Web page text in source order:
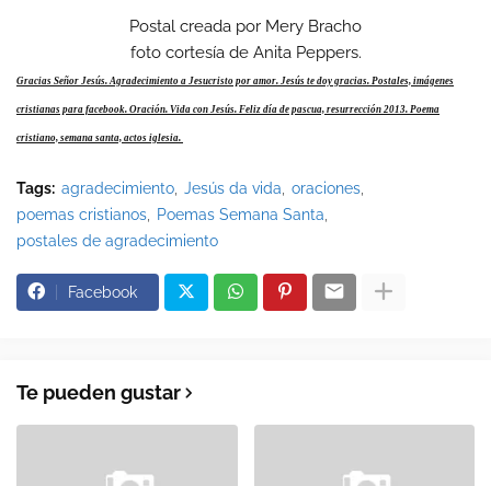
Postal creada por Mery Bracho
foto cortesía de Anita Peppers.
Gracias Señor Jesús. Agradecimiento a Jesucristo por amor. Jesús te doy gracias. Postales, imágenes
cristianas para facebook. Oración. Vida con Jesús. Feliz día de pascua, resurrección 2013. Poema
cristiano, semana santa, actos iglesia.
Tags: agradecimiento Jesús da vida
oraciones
poemas cristianos
Poemas Semana Santa
postales de agradecimiento
Facebook
Te pueden gustar